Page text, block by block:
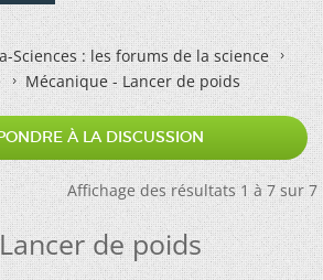
Sciences : les forums de la science
Mécanique - Lancer de poids
À LA DISCUSSION
Affichage des résultats 1 à 7 sur 7
de poids